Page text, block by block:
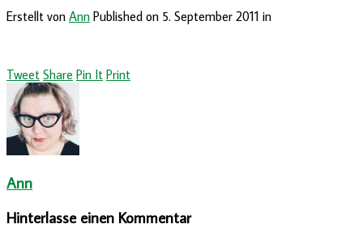
Erstellt von Ann Published on 5. September 2011 in
Tweet Share Pin It Print
Ann
Hinterlasse einen Kommentar